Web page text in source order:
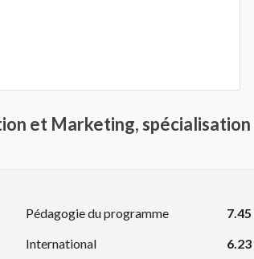
et Marketing, spécialisation
Pédagogie du programme
7.45
International
6.23